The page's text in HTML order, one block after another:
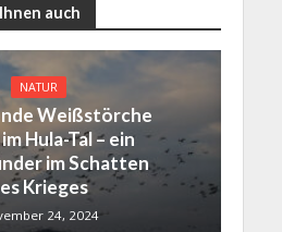
auch
NATUR
Weißstörche
Hula-Tal – ein
im Schatten
Krieges
24, 2024